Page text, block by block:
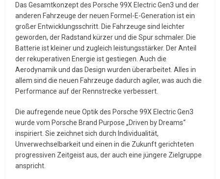
Das Gesamtkonzept des Porsche 99X Electric Gen3 und der
anderen Fahrzeuge der neuen Formel-E-Generation ist ein
großer Entwicklungsschritt. Die Fahrzeuge sind leichter
geworden, der Radstand kürzer und die Spur schmaler. Die
Batterie ist kleiner und zugleich leistungsstärker. Der Anteil
der rekuperativen Energie ist gestiegen. Auch die
Aerodynamik und das Design wurden überarbeitet. Alles in
allem sind die neuen Fahrzeuge dadurch agiler, was auch die
Performance auf der Rennstrecke verbessert.
Die aufregende neue Optik des Porsche 99X Electric Gen3
wurde vom Porsche Brand Purpose „Driven by Dreams“
inspiriert. Sie zeichnet sich durch Individualität,
Unverwechselbarkeit und einen in die Zukunft gerichteten
progressiven Zeitgeist aus, der auch eine jüngere Zielgruppe
anspricht.